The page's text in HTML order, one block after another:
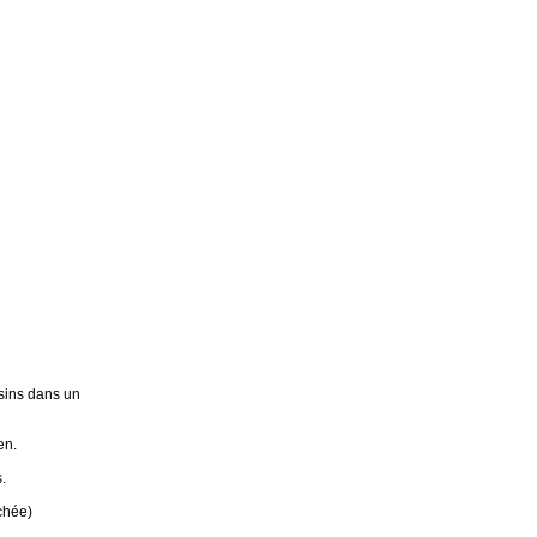
dans un